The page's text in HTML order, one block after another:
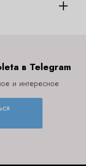
в Telegram
и интересное